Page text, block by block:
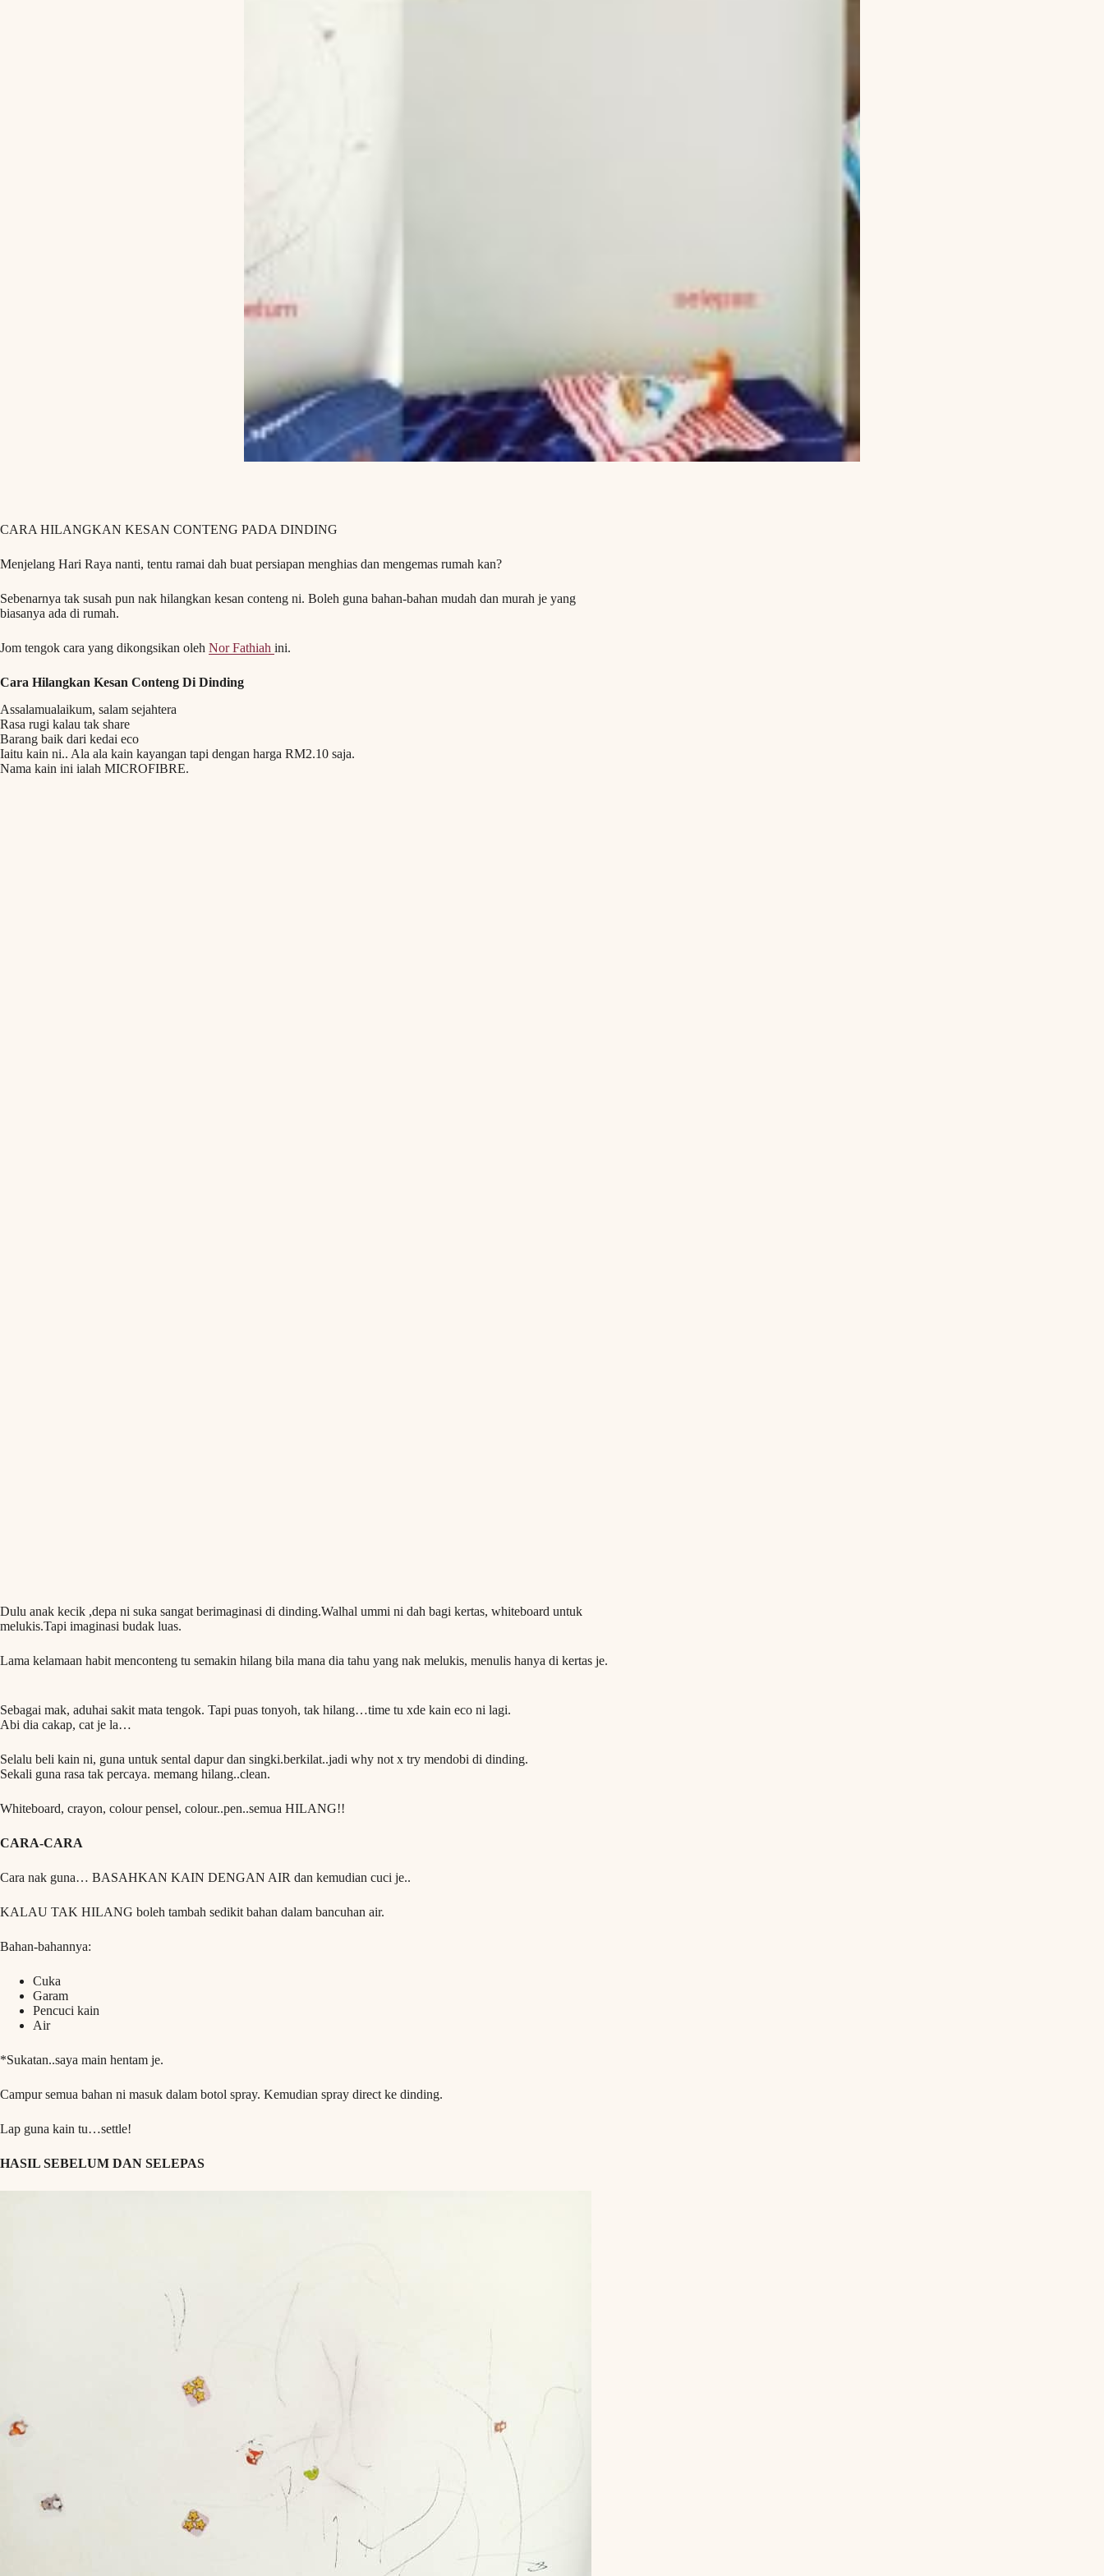
CARA HILANGKAN KESAN CONTENG PADA DINDING
Menjelang Hari Raya nanti, tentu ramai dah buat persiapan menghias dan mengemas rumah kan?
Sebenarnya tak susah pun nak hilangkan kesan conteng ni. Boleh guna bahan-bahan mudah dan murah je yang
biasanya ada di rumah.
Jom tengok cara yang dikongsikan oleh Nor Fathiah ini.
Cara Hilangkan Kesan Conteng Di Dinding
Assalamualaikum, salam sejahtera
Rasa rugi kalau tak share
Barang baik dari kedai eco
Iaitu kain ni.. Ala ala kain kayangan tapi dengan harga RM2.10 saja.
Nama kain ini ialah MICROFIBRE.
Dulu anak kecik ,depa ni suka sangat berimaginasi di dinding.Walhal ummi ni dah bagi kertas, whiteboard untuk
melukis.Tapi imaginasi budak luas.
Lama kelamaan habit menconteng tu semakin hilang bila mana dia tahu yang nak melukis, menulis hanya di kertas je.
Sebagai mak, aduhai sakit mata tengok. Tapi puas tonyoh, tak hilang…time tu xde kain eco ni lagi.
Abi dia cakap, cat je la…
Selalu beli kain ni, guna untuk sental dapur dan singki.berkilat..jadi why not x try mendobi di dinding.
Sekali guna rasa tak percaya. memang hilang..clean.
Whiteboard, crayon, colour pensel, colour..pen..semua HILANG!!
CARA-CARA
Cara nak guna… BASAHKAN KAIN DENGAN AIR dan kemudian cuci je..
KALAU TAK HILANG boleh tambah sedikit bahan dalam bancuhan air.
Bahan-bahannya:
Cuka
Garam
Pencuci kain
Air
*Sukatan..saya main hentam je.
Campur semua bahan ni masuk dalam botol spray. Kemudian spray direct ke dinding.
Lap guna kain tu…settle!
HASIL SEBELUM DAN SELEPAS